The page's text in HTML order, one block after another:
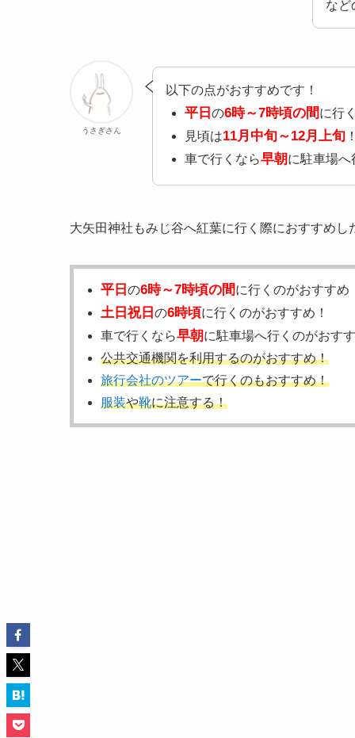
など
うさぎさん
以下の点がおすすめです！
平日 の6時～7時頃の間に行
見頃は11月中旬～12月上旬
車で行くなら早朝に駐車場
大矢田神社もみじ谷へ紅葉に行く際におすすめし
平日 の6時～7時頃の間に行くのがおすすめ
土日祝日 の6時頃に行くのがおすすめ！
車で行くなら早朝に駐車場へ行くのがおす
公共交通機関を利用するのがおすすめ！
旅行会社のツアーで行くのもおすすめ！
服装や靴に注意する！